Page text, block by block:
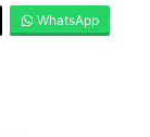
WhatsApp